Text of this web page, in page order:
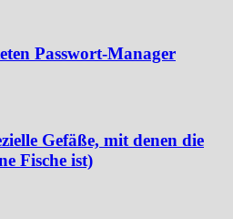
Passwort-Manager
Gefäße, mit denen die
Fische ist)